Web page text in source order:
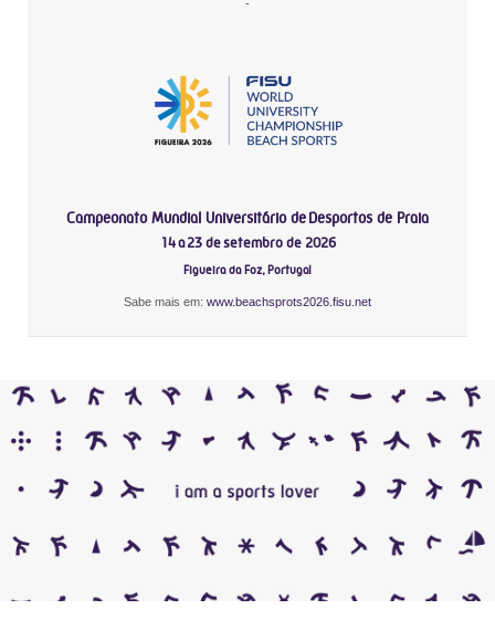
-
Campeonato Mundial Universitário de Desportos de Praia
14 a 23 de setembro de 2026
Figueira da Foz, Portugal
Sabe mais em: www.beachsprots2026.fisu.net